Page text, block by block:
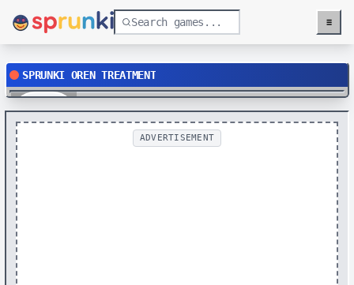
Menu
≡
SPRUNKI OREN TREATMENT
Play
ADVERTISEMENT